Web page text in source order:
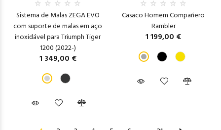
Sistema de Malas ZEGA EVO
com suporte de malas em aço
inoxidável para Triumph Tiger
1200 (2022-)
1 349,00 €
Casaco Homem Compañero
Rambler
1 199,00 €